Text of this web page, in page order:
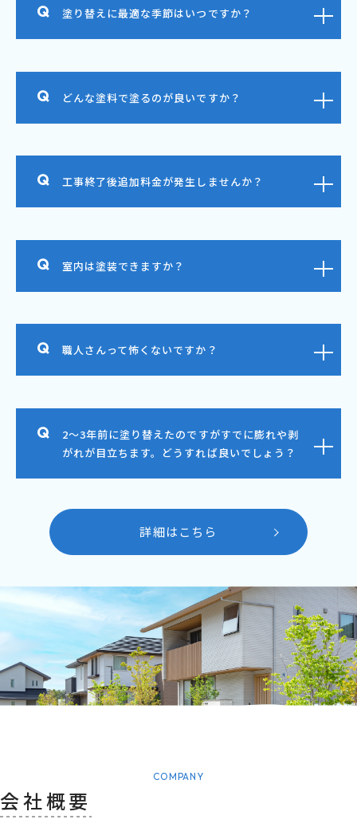
塗り替えに最適な季節はいつですか？
どんな塗料で塗るのが良いですか？
工事終了後追加料金が発生しませんか？
室内は塗装できますか？
職人さんって怖くないですか？
2～3年前に塗り替えたのですがすでに膨れや剥
がれが目立ちます。どうすれば良いでしょう？
詳細はこちら
COMPANY
会社概要